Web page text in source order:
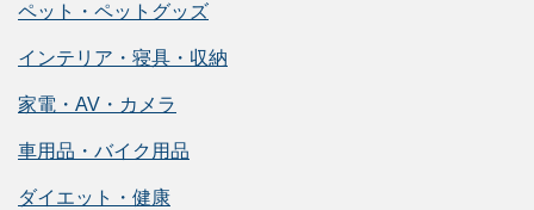
ペット・ペットグッズ
インテリア・寝具・収納
家電・AV・カメラ
車用品・バイク用品
ダイエット・健康